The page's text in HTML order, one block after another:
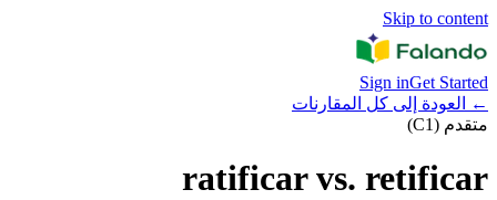
Skip to content
Sign inGet Started
←
العودة إلى كل المقارنات
متقدم (C1)
ratificar vs. retificar